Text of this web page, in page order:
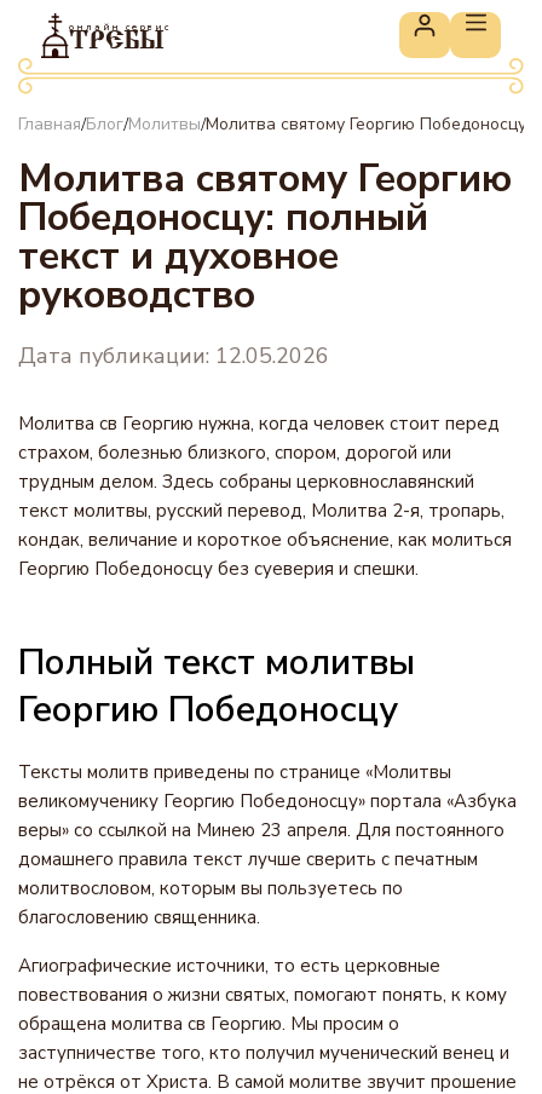
онлайн сервис
ТРЕБЫ
Главная/Блог/Молитвы/Молитва святому Георгию Победоносцу:
Молитва святому Георгию
Победоносцу: полный
текст и духовное
руководство
Дата публикации: 12.05.2026
Молитва св Георгию нужна, когда человек стоит перед
страхом, болезнью близкого, спором, дорогой или
трудным делом. Здесь собраны церковнославянский
текст молитвы, русский перевод, Молитва 2-я, тропарь,
кондак, величание и короткое объяснение, как молиться
Георгию Победоносцу без суеверия и спешки.
Полный текст молитвы
Георгию Победоносцу
Тексты молитв приведены по странице «Молитвы
великомученику Георгию Победоносцу» портала «Азбука
веры» со ссылкой на Минею 23 апреля. Для постоянного
домашнего правила текст лучше сверить с печатным
молитвословом, которым вы пользуетесь по
благословению священника.
Агиографические источники, то есть церковные
повествования о жизни святых, помогают понять, к кому
обращена молитва св Георгию. Мы просим о
заступничестве того, кто получил мученический венец и
не отрёкся от Христа. В самой молитве звучит прошение